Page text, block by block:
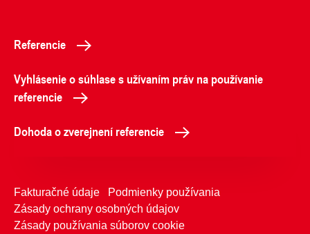
Referencie
Vyhlásenie o súhlase s užívaním práv na používanie
referencie
Dohoda o zverejnení referencie
Fakturačné údaje
Podmienky používania
Zásady ochrany osobných údajov
Zásady používania súborov cookie